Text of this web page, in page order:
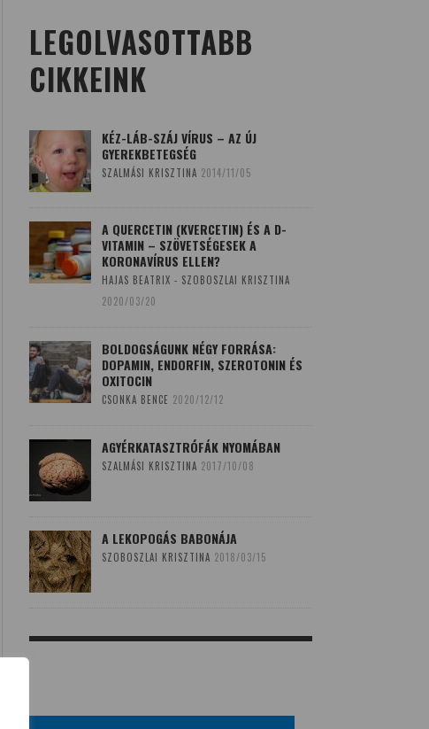
LEGOLVASOTTABB
CIKKEINK
KÉZ-LÁB-SZÁJ VÍRUS – AZ ÚJ
GYEREKBETEGSÉG
SZALMÁSI KRISZTINA 2014/11/05
A QUERCETIN (KVERCETIN) ÉS A D-
VITAMIN – SZÖVETSÉGESEK A
KORONAVÍRUS ELLEN?
HAJAS BEATRIX - SZOBOSZLAI KRISZTINA
2020/03/20
BOLDOGSÁGUNK NÉGY FORRÁSA:
DOPAMIN, ENDORFIN, SZEROTONIN ÉS
OXITOCIN
CSONKA BENCE 2020/12/12
AGYÉRKATASZTRÓFÁK NYOMÁBAN
SZALMÁSI KRISZTINA 2017/10/08
A LEKOPOGÁS BABONÁJA
SZOBOSZLAI KRISZTINA 2018/03/15